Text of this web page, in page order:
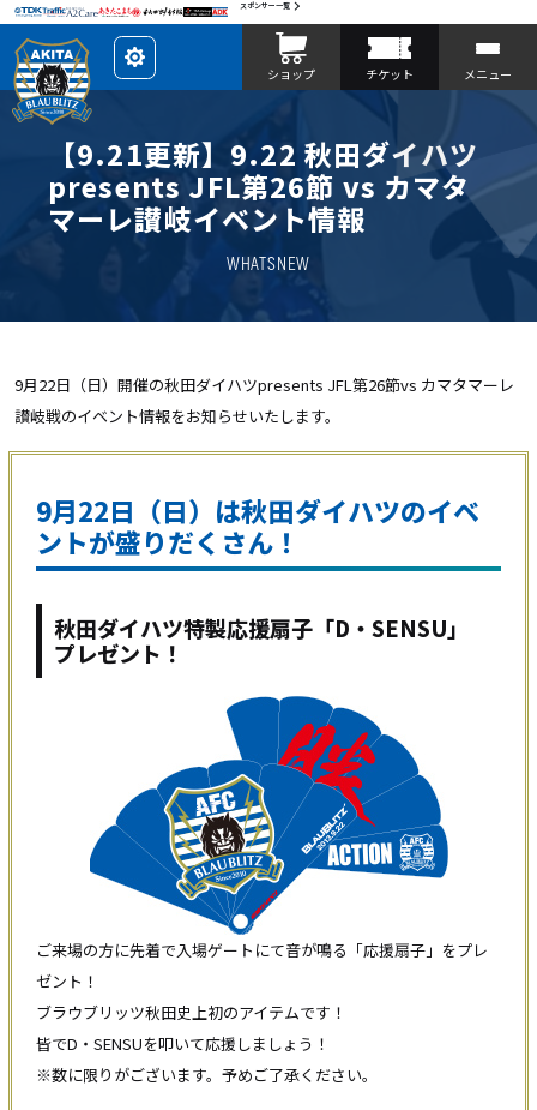
スポンサー一覧
レ
イ
ア
を
カ
ス
タ
マ
イ
ズ
ショップ チケット メニュー
【9.21更新】9.22 秋田ダイハツ
presents JFL第26節 vs カマタ
マーレ讃岐イベント情報
WHATSNEW
9月22日（日）開催の秋田ダイハツpresents JFL第26節vs カマタマーレ
讃岐戦のイベント情報をお知らせいたします。
9月22日（日）は秋田ダイハツのイベ
ントが盛りだくさん！
秋田ダイハツ特製応援扇子「D・SENSU」
プレゼント！
ご来場の方に先着で入場ゲートにて音が鳴る「応援扇子」をプレ
ゼント！
ブラウブリッツ秋田史上初のアイテムです！
皆でD・SENSUを叩いて応援しましょう！
※数に限りがございます。予めご了承ください。